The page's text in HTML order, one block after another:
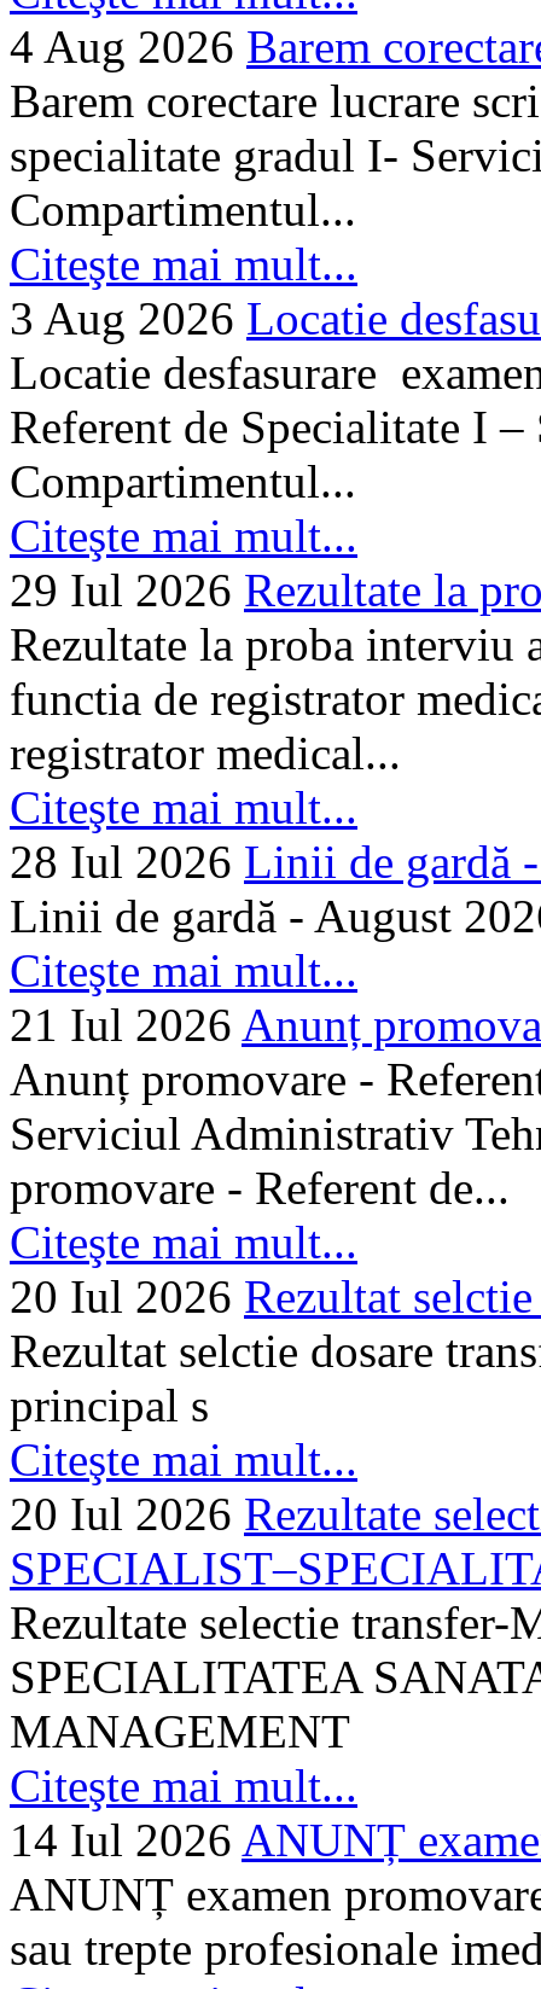
4 Aug 2026 Barem
Barem corectare lucrare
specialitate gradul I-
Compartimentul...
Citeşte mai mult...
3 Aug 2026 Locatie
Locatie desfasurare
Referent de Specialitate I
Compartimentul...
Citeşte mai mult...
29 Iul 2026 Rezultate la
Rezultate la proba interviu
functia de registrator
registrator medical...
Citeşte mai mult...
28 Iul 2026 Linii de gardă
Linii de gardă - August
Citeşte mai mult...
21 Iul 2026 Anunț
Anunț promovare -
Serviciul Administrativ
promovare - Referent de...
Citeşte mai mult...
20 Iul 2026 Rezultat
Rezultat selctie dosare
principal s
Citeşte mai mult...
20 Iul 2026 Rezultate
Rezultate selectie
SPECIALITATEA
MANAGEMENT
Citeşte mai mult...
14 Iul 2026 ANUNȚ
ANUNȚ examen
sau trepte profesionale